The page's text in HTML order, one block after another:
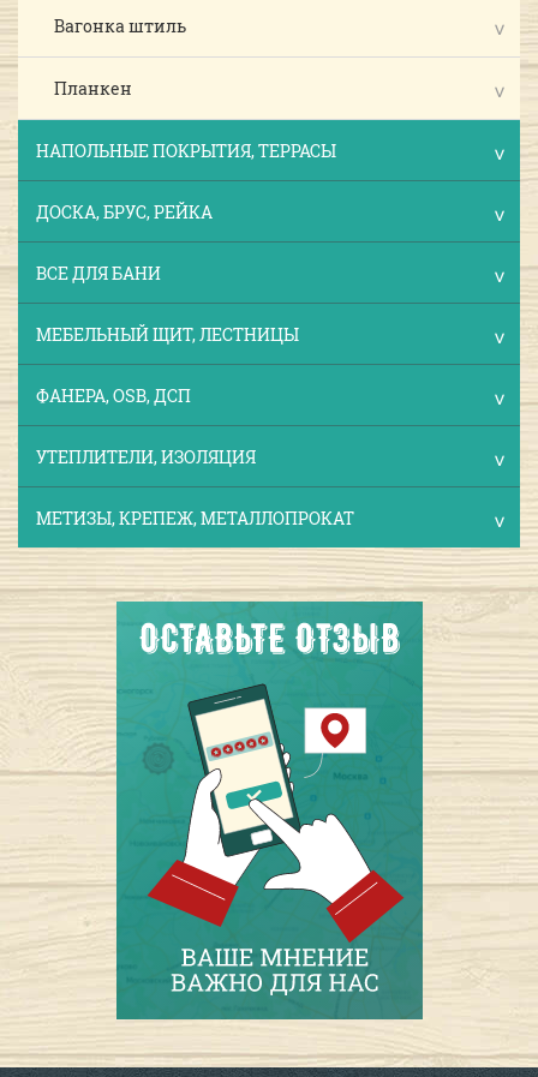
Вагонка штиль
Планкен
НАПОЛЬНЫЕ ПОКРЫТИЯ, ТЕРРАСЫ
ДОСКА, БРУС, РЕЙКА
ВСЕ ДЛЯ БАНИ
МЕБЕЛЬНЫЙ ЩИТ, ЛЕСТНИЦЫ
ФАНЕРА, OSB, ДСП
УТЕПЛИТЕЛИ, ИЗОЛЯЦИЯ
МЕТИЗЫ, КРЕПЕЖ, МЕТАЛЛОПРОКАТ